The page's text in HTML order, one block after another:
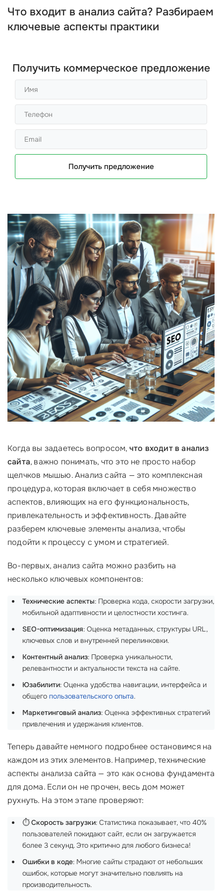
Что входит в анализ сайта? Разбираем
ключевые аспекты практики
Получить коммерческое предложение
Получить предложение
Когда вы задаетесь вопросом, что входит в анализ
сайта, важно понимать, что это не просто набор
щелчков мышью. Анализ сайта — это комплексная
процедура, которая включает в себя множество
аспектов, влияющих на его функциональность,
привлекательность и эффективность. Давайте
разберем ключевые элементы анализа, чтобы
подойти к процессу с умом и стратегией.
Во-первых, анализ сайта можно разбить на
несколько ключевых компонентов:
Технические аспекты: Проверка кода, скорости загрузки,
мобильной адаптивности и целостности хостинга.
SEO-оптимизация: Оценка метаданных, структуры URL,
ключевых слов и внутренней перелинковки.
Контентный анализ: Проверка уникальности,
релевантности и актуальности текста на сайте.
Юзабилити: Оценка удобства навигации, интерфейса и
общего пользовательского опыта.
Маркетинговый анализ: Оценка эффективных стратегий
привлечения и удержания клиентов.
Теперь давайте немного подробнее остановимся на
каждом из этих элементов. Например, технические
аспекты анализа сайта — это как основа фундамента
для дома. Если он не прочен, весь дом может
рухнуть. На этом этапе проверяют:
⏱️Скорость загрузки: Статистика показывает, что 40%
пользователей покидают сайт, если он загружается
более 3 секунд. Это критично для любого бизнеса!
Ошибки в коде: Многие сайты страдают от небольших
ошибок, которые могут значительно повлиять на
производительность.